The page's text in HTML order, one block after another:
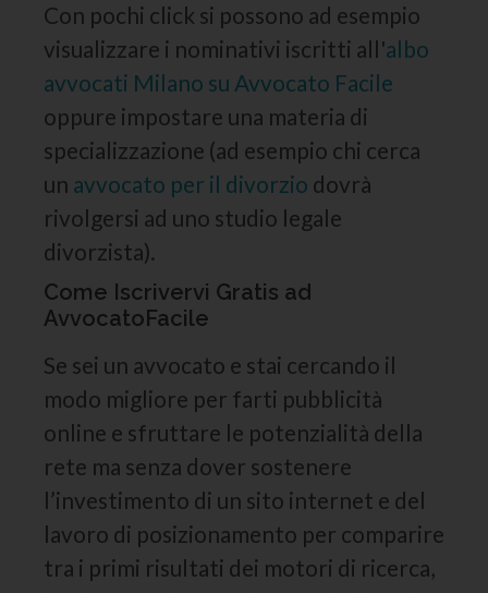
Con pochi click si possono ad esempio
visualizzare i nominativi iscritti all'albo
avvocati Milano su Avvocato Facile
oppure impostare una materia di
specializzazione (ad esempio chi cerca
un avvocato per il divorzio dovrà
rivolgersi ad uno studio legale
divorzista).
Come Iscrivervi Gratis ad
AvvocatoFacile
Se sei un avvocato e stai cercando il
modo migliore per farti pubblicità
online e sfruttare le potenzialità della
rete ma senza dover sostenere
l’investimento di un sito internet e del
lavoro di posizionamento per comparire
tra i primi risultati dei motori di ricerca,